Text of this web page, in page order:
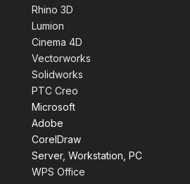
Rhino 3D
Lumion
Cinema 4D
Vectorworks
Solidworks
PTC Creo
Microsoft
Adobe
CorelDraw
Server, Workstation, PC
WPS Office